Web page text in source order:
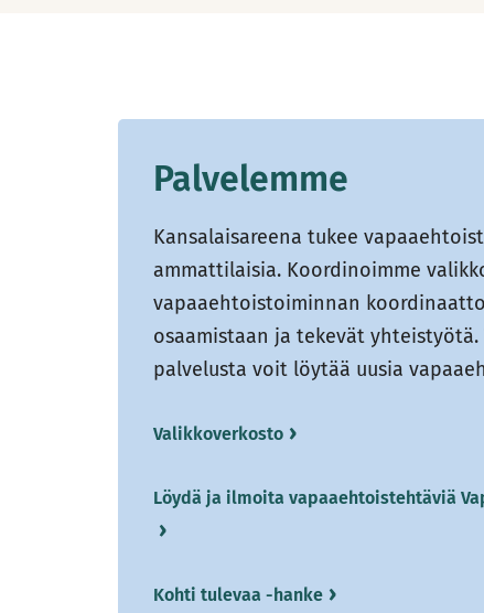
Palvelemme
Kansalaisareena tukee
ammattilaisia. Koordinoimme
vapaaehtoistoiminnan
osaamistaan ja tekevät
palvelusta voit löytää uusia
Valikkoverkosto
Löydä ja ilmoita vapaaehtoistehtäviä
Kohti tulevaa -hanke